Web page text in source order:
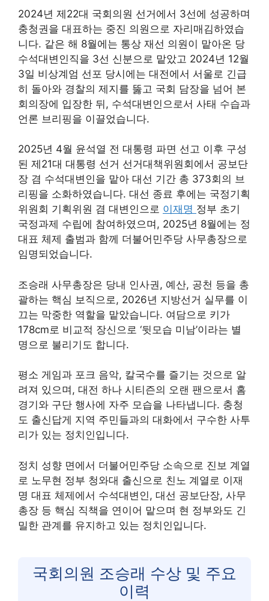
2024년 제22대 국회의원 선거에서 3선에 성공하며
충청권을 대표하는 중진 의원으로 자리매김하였습
니다. 같은 해 8월에는 통상 재선 의원이 맡아온 당
수석대변인직을 3선 신분으로 맡았고 2024년 12월
3일 비상계엄 선포 당시에는 대전에서 서울로 긴급
히 돌아와 경찰의 제지를 뚫고 국회 담장을 넘어 본
회의장에 입장한 뒤, 수석대변인으로서 사태 수습과
언론 브리핑을 이끌었습니다.
2025년 4월 윤석열 전 대통령 파면 선고 이후 구성
된 제21대 대통령 선거 선거대책위원회에서 공보단
장 겸 수석대변인을 맡아 대선 기간 총 373회의 브
리핑을 소화하였습니다. 대선 종료 후에는 국정기획
위원회 기획위원 겸 대변인으로 이재명 정부 초기
국정과제 수립에 참여하였으며, 2025년 8월에는 정
대표 체제 출범과 함께 더불어민주당 사무총장으로
임명되었습니다.
조승래 사무총장은 당내 인사권, 예산, 공천 등을 총
괄하는 핵심 보직으로, 2026년 지방선거 실무를 이
끄는 막중한 역할을 맡았습니다. 여담으로 키가
178cm로 비교적 장신으로 ‘뒷모습 미남’이라는 별
명으로 불리기도 합니다.
평소 게임과 포크 음악, 칼국수를 즐기는 것으로 알
려져 있으며, 대전 하나 시티즌의 오랜 팬으로서 홈
경기와 구단 행사에 자주 모습을 나타냅니다. 충청
도 출신답게 지역 주민들과의 대화에서 구수한 사투
리가 있는 정치인입니다.
정치 성향 면에서 더불어민주당 소속으로 진보 계열
로 노무현 정부 청와대 출신으로 친노 계열로 이재
명 대표 체제에서 수석대변인, 대선 공보단장, 사무
총장 등 핵심 직책을 연이어 맡으며 현 정부와도 긴
밀한 관계를 유지하고 있는 정치인입니다.
국회의원 조승래 수상 및 주요
이력